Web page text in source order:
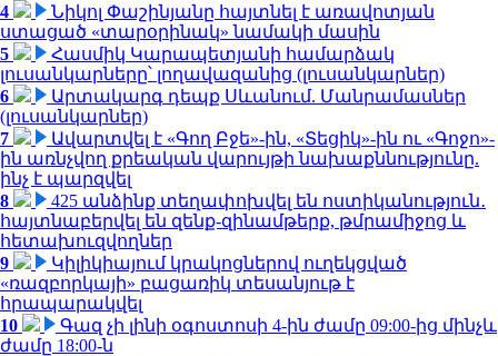
4
Նիկոլ Փաշինյանը հայտնել է առավոտյան
ստացած «տարօրինակ» նամակի մասին
5
Հասմիկ Կարապետյանի համարձակ
լուսանկարները՝ լողավազանից (լուսանկարներ)
6
Արտակարգ դեպք Սևանում. Մանրամասներ
(լուսանկարներ)
7
Ավարտվել է «Գող Բջե»-ին, «Տեցիկ»-ին ու «Գոջո»-
ին առնչվող քրեական վարույթի նախաքննությունը.
ինչ է պարզվել
8
425 անձինք տեղափոխվել են ոստիկանություն․
հայտնաբերվել են զենք-զինամթերք, թմրամիջոց և
հետախուզվողներ
9
Կիլիկիայում կրակոցներով ուղեկցված
«ռազբորկայի» բացառիկ տեսանյութ է
հրապարակվել
10
Գազ չի լինի օգոստոսի 4-ին ժամը 09:00-ից մինչև
ժամը 18:00-ն